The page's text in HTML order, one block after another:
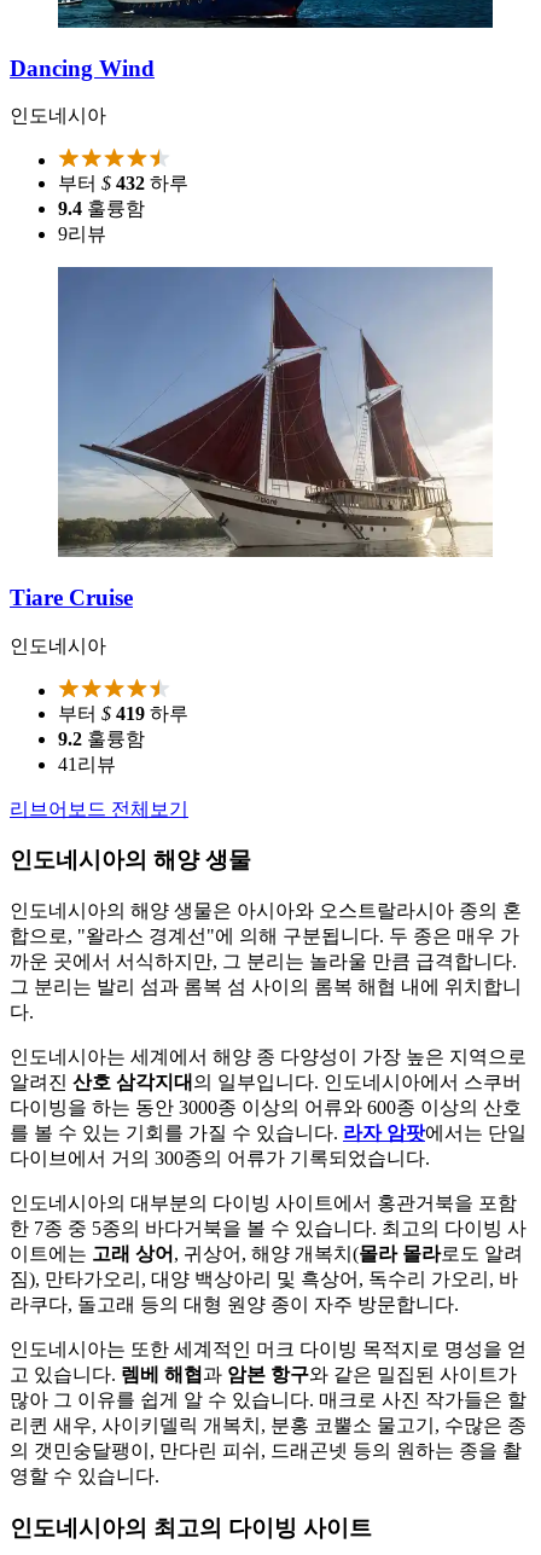
Dancing Wind
인도네시아
부터 $ 432 하루
9.4 훌륭함
9리뷰
Tiare Cruise
인도네시아
부터 $ 419 하루
9.2 훌륭함
41 리뷰
리브어보드 전체보기
인도네시아의 해양 생물
인도네시아의 해양 생물은 아시아와 오스트랄라시아 종의 혼
합으로, "왈라스 경계선"에 의해 구분됩니다. 두 종은 매우 가
까운 곳에서 서식하지만, 그 분리는 놀라울 만큼 급격합니다.
그 분리는 발리 섬과 롬복 섬 사이의 롬복 해협 내에 위치합니
다.
인도네시아는 세계에서 해양 종 다양성이 가장 높은 지역으로
알려진 산호 삼각지대 의 일부입니다. 인도네시아에서 스쿠버
다이빙을 하는 동안 3000종 이상의 어류와 600종 이상의 산호
를 볼 수 있는 기회를 가질 수 있습니다. 라자 암팟에서는 단일
다이브에서 거의 300종의 어류가 기록되었습니다.
인도네시아의 대부분의 다이빙 사이트에서 홍관거북을 포함
한 7종 중 5종의 바다거북을 볼 수 있습니다. 최고의 다이빙 사
이트에는 고래 상어 , 귀상어, 해양 개복치(몰라 몰라로도 알려
짐), 만타가오리, 대양 백상아리 및 흑상어, 독수리 가오리, 바
라쿠다, 돌고래 등의 대형 원양 종이 자주 방문합니다.
인도네시아는 또한 세계적인 머크 다이빙 목적지로 명성을 얻
고 있습니다. 렘베 해협과 암본 항구와 같은 밀집된 사이트가
많아 그 이유를 쉽게 알 수 있습니다. 매크로 사진 작가들은 할
리퀸 새우, 사이키델릭 개복치, 분홍 코뿔소 물고기, 수많은 종
의 갯민숭달팽이, 만다린 피쉬, 드래곤넷 등의 원하는 종을 촬
영할 수 있습니다.
인도네시아의 최고의 다이빙 사이트